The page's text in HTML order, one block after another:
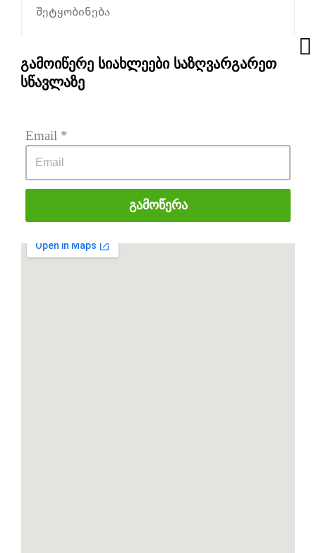
Please
this
empty.
ᲛᲘᲡᲐᲛᲐᲠᲗᲘ ᲠᲣᲙᲐᲖᲔ
გამოიწერე სიახლეები საზღვარგარეთ
სწავლაზე
Email *
Გამოწერა